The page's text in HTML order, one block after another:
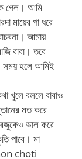
গেল। আমি
মায়ের পা ধরে
আমায়
বাবা। তবে
সময় হলে আমিই
খুলে বললে বাবাও
মত করে
ভাল করে
পাবে। মা
choti